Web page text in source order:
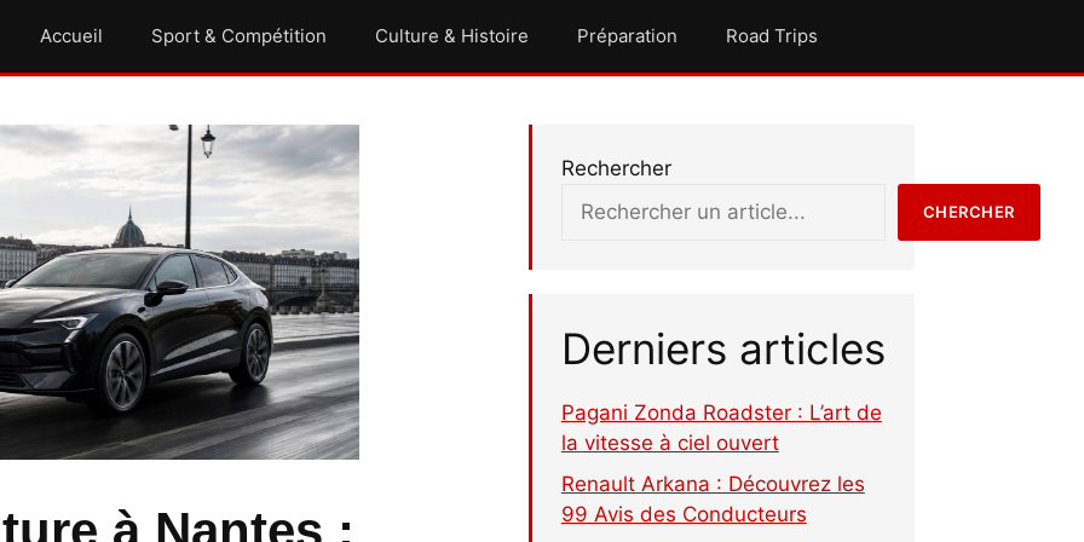
Accueil Sport & Compétition Culture & Histoire Préparation Road Trips
à Nantes :
Rechercher
CHERCHER
Derniers articles
Pagani Zonda Roadster : L’art de
la vitesse à ciel ouvert
Renault Arkana : Découvrez les
99 Avis des Conducteurs